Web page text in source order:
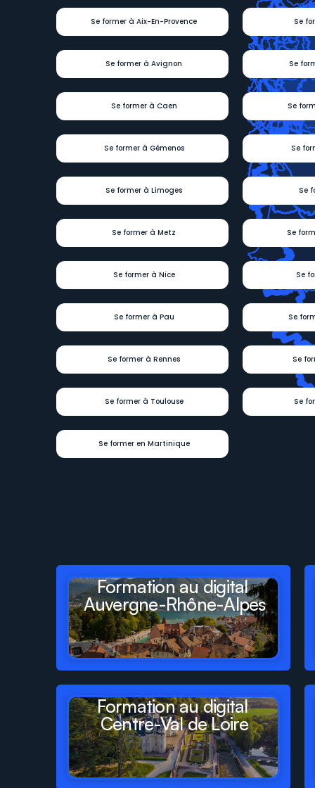
Se former à Aix-En-Provence Se
Se former à Avignon Se
Se former à Caen Se
Se former à Gémenos Se
Se former à Limoges Se
Se former à Metz Se
Se former à Nice Se
Se former à Pau Se
Se former à Rennes Se
Se former à Toulouse Se
Se former en Martinique
départementsetrégions
Formation au digital
Auvergne-Rhône-Alpes
Formation au digital
Centre-Val de Loire